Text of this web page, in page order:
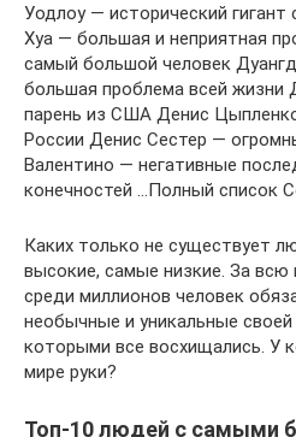
Уодлоу — исторический
Хуа — большая и неприятная
самый большой человек
большая проблема всей
парень из США Денис
России Денис Сестер —
Валентино — негативные
конечностей …Полный список
Каких только не существует
высокие, самые низкие. За
среди миллионов человек
необычные и уникальные
которыми все восхищались. У
мире руки?
Топ-10 людей с самыми